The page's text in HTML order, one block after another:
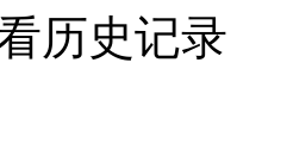
历史记录